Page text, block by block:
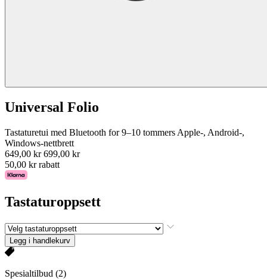
Universal Folio
Tastaturetui med Bluetooth for 9–10 tommers Apple-, Android-,
Windows-nettbrett
649,00 kr 699,00 kr
50,00 kr rabatt
Tastaturoppsett
Legg i handlekurv
Spesialtilbud (2)